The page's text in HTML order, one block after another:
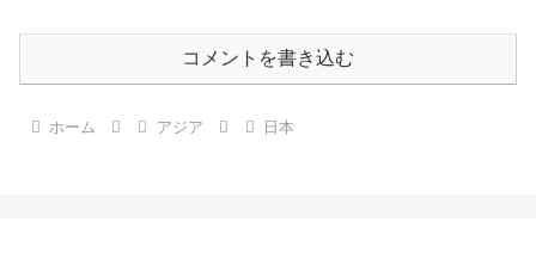
コメントを書き込む
ホーム アジア 日本